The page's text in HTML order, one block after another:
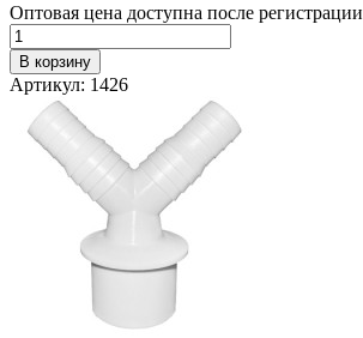
Оптовая цена доступна после регистрации
В корзину
Артикул: 1426